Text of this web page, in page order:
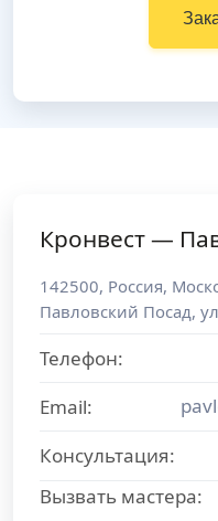
Кронвест —
142500, Россия,
Павловский Посад,
Телефон:
Email:
Консультация:
Вызвать мастера: